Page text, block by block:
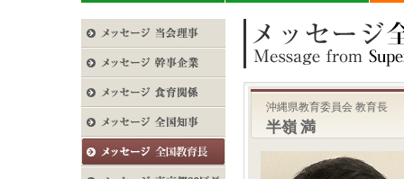
沖縄県教育委員会 教育長
半嶺 満